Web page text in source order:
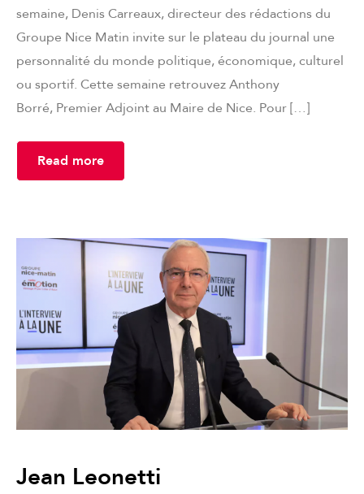
semaine, Denis Carreaux, directeur des rédactions du
Groupe Nice Matin invite sur le plateau du journal une
personnalité du monde politique, économique, culturel
ou sportif. Cette semaine retrouvez Anthony
Borré, Premier Adjoint au Maire de Nice. Pour […]
Read more
Jean Leonetti